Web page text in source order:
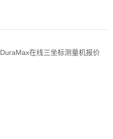
DuraMax在线三坐标测量机报价